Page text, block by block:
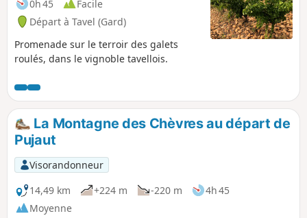
0h 45
Facile
Départ à Tavel (Gard)
Promenade sur le terroir des galets
roulés, dans le vignoble tavellois.
La Montagne des Chèvres au départ de
Pujaut
Visorandonneur
14,49 km
+224 m -220 m
4h 45
Moyenne